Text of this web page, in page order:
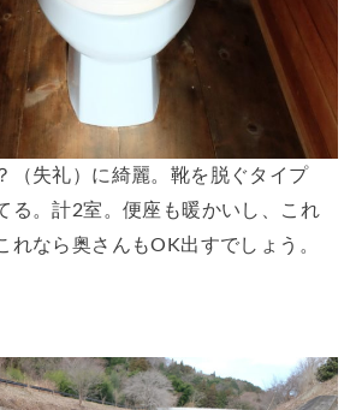
（失礼）に綺麗。靴を脱ぐタイプ
る。計2室。便座も暖かいし、これ
れなら奥さんもOK出すでしょう。